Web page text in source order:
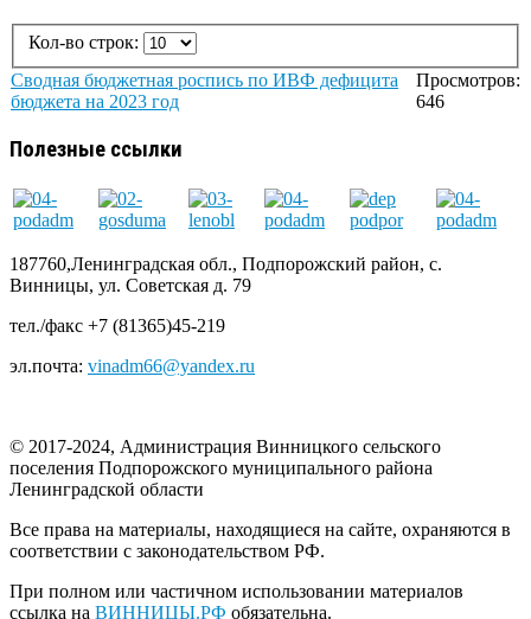
Кол-во строк:
Сводная бюджетная роспись по ИВФ дефицита
бюджета на 2023 год
Просмотров:
646
Полезные ссылки
187760,Ленинградская обл., Подпорожский район, с.
Винницы, ул. Советская д. 79
тел./факс +7 (81365)45-219
эл.почта: vinadm66@yandex.ru
© 2017-2024, Администрация Винницкого сельского
поселения Подпорожского муниципального района
Ленинградской области
Все права на материалы, находящиеся на сайте, охраняются в
соответствии с законодательством РФ.
При полном или частичном использовании материалов
ссылка на ВИННИЦЫ.РФ обязательна.